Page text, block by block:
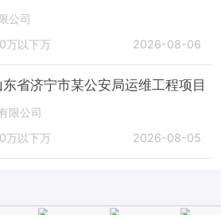
公司
万以下万 2026-08-06
省济宁市某公安局运维工程项目
限公司
万以下万 2026-08-05